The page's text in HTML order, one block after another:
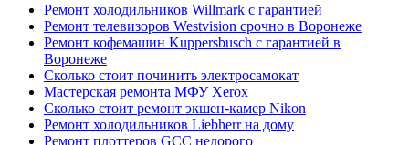
Ремонт холодильников Willmark с гарантией
Ремонт телевизоров Westvision срочно в Воронеже
Ремонт кофемашин Kuppersbusch с гарантией в
Воронеже
Сколько стоит починить электросамокат
Мастерская ремонта МФУ Xerox
Сколько стоит ремонт экшен-камер Nikon
Ремонт холодильников Liebherr на дому
Ремонт плоттеров GCC недорого